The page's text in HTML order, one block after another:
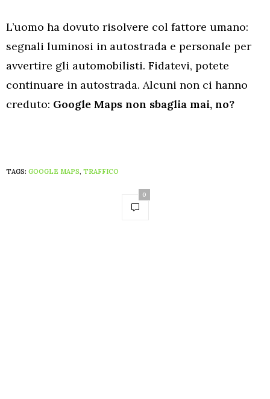
L’uomo ha dovuto risolvere col fattore umano:
segnali luminosi in autostrada e personale per
avvertire gli automobilisti. Fidatevi, potete
continuare in autostrada. Alcuni non ci hanno
creduto: Google Maps non sbaglia mai, no?
TAGS: GOOGLE MAPS, TRAFFICO
0